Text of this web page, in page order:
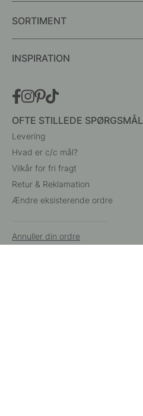
SORTIMENT
INSPIRATION
OFTE STILLEDE SPØRGSMÅL
Levering
Hvad er c/c mål?
Vilkår for fri fragt
Retur & Reklamation
Ændre eksisterende ordre
Annuller din ordre